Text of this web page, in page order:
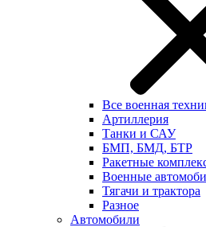
Все военная
Артиллерия
Танки и САУ
БМП, БМД, БТР
Ракетные
Военные
Тягачи и трактора
Разное
Автомобили